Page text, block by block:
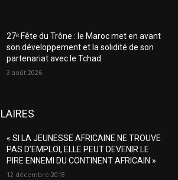
27ᵉ Fête du Trône : le Maroc met en avant
son développement et la solidité de son
partenariat avec le Tchad
3 août 2026
« SI LA JEUNESSE AFRICAINE NE TROUVE
PAS D’EMPLOI, ELLE PEUT DEVENIR LE
PIRE ENNEMI DU CONTINENT AFRICAIN »
12 décembre 2018